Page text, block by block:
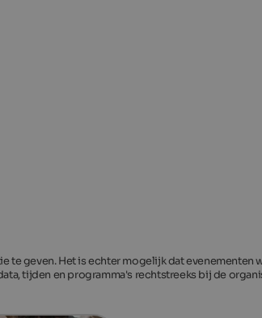
te geven. Het is echter mogelijk dat evenementen
tijden en programma's rechtstreeks bij de